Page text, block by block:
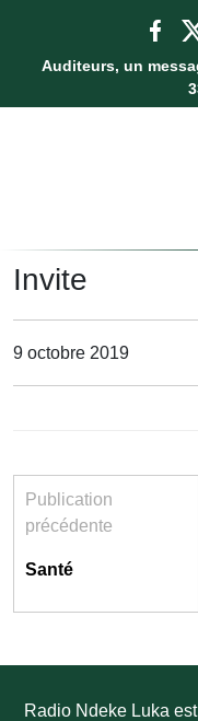
Auditeurs, un
Invite
9 octobre 2019
Publication
précédente
Santé
Radio Ndeke Luka